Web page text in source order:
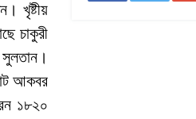
খৃষ্টীয়
চাকুরী
সুলতান।
আকবর
১৮২০